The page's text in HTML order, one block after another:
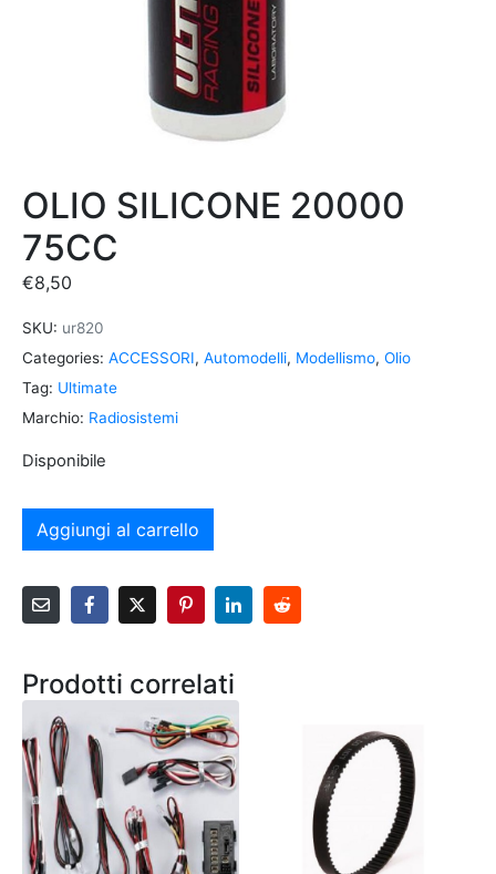
OLIO SILICONE 20000
75CC
€8,50
SKU: ur820
Categories: ACCESSORI, Automodelli, Modellismo, Olio
Tag: Ultimate
Marchio: Radiosistemi
Disponibile
Aggiungi al carrello
Prodotti correlati